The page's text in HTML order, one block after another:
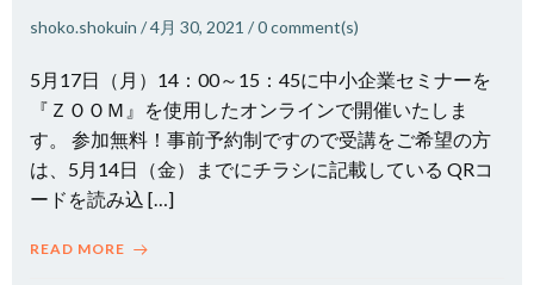
shoko.shokuin /4月 30, 2021 /0comment(s)
5月17日（月）14：00～15：45に中小企業セミナーを
『ＺＯＯＭ』を使用したオンラインで開催いたしま
す。 参加無料！事前予約制ですので受講をご希望の方
は、5月14日（金）までにチラシに記載している QRコ
ードを読み込 […]
READ MORE